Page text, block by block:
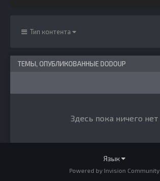
Тип контента
ТЕМЫ, ОПУБЛИКОВАННЫЕ DODOUP
Здесь пока ничего нет
Язык
Powered by Invision Community